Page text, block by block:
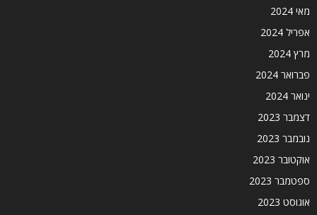
מאי 2024
אפריל 2024
מרץ 2024
פברואר 2024
ינואר 2024
דצמבר 2023
נובמבר 2023
אוקטובר 2023
ספטמבר 2023
אוגוסט 2023